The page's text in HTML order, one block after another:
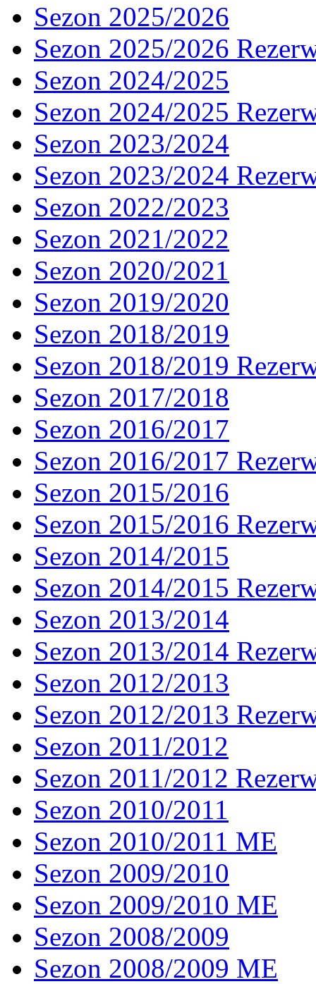
Sezon 2025/2026
Sezon 2025/2026
Sezon 2024/2025
Sezon 2024/2025
Sezon 2023/2024
Sezon 2023/2024
Sezon 2022/2023
Sezon 2021/2022
Sezon 2020/2021
Sezon 2019/2020
Sezon 2018/2019
Sezon 2018/2019
Sezon 2017/2018
Sezon 2016/2017
Sezon 2016/2017
Sezon 2015/2016
Sezon 2015/2016
Sezon 2014/2015
Sezon 2014/2015
Sezon 2013/2014
Sezon 2013/2014
Sezon 2012/2013
Sezon 2012/2013
Sezon 2011/2012
Sezon 2011/2012
Sezon 2010/2011
Sezon 2010/2011 ME
Sezon 2009/2010
Sezon 2009/2010 ME
Sezon 2008/2009
Sezon 2008/2009 ME